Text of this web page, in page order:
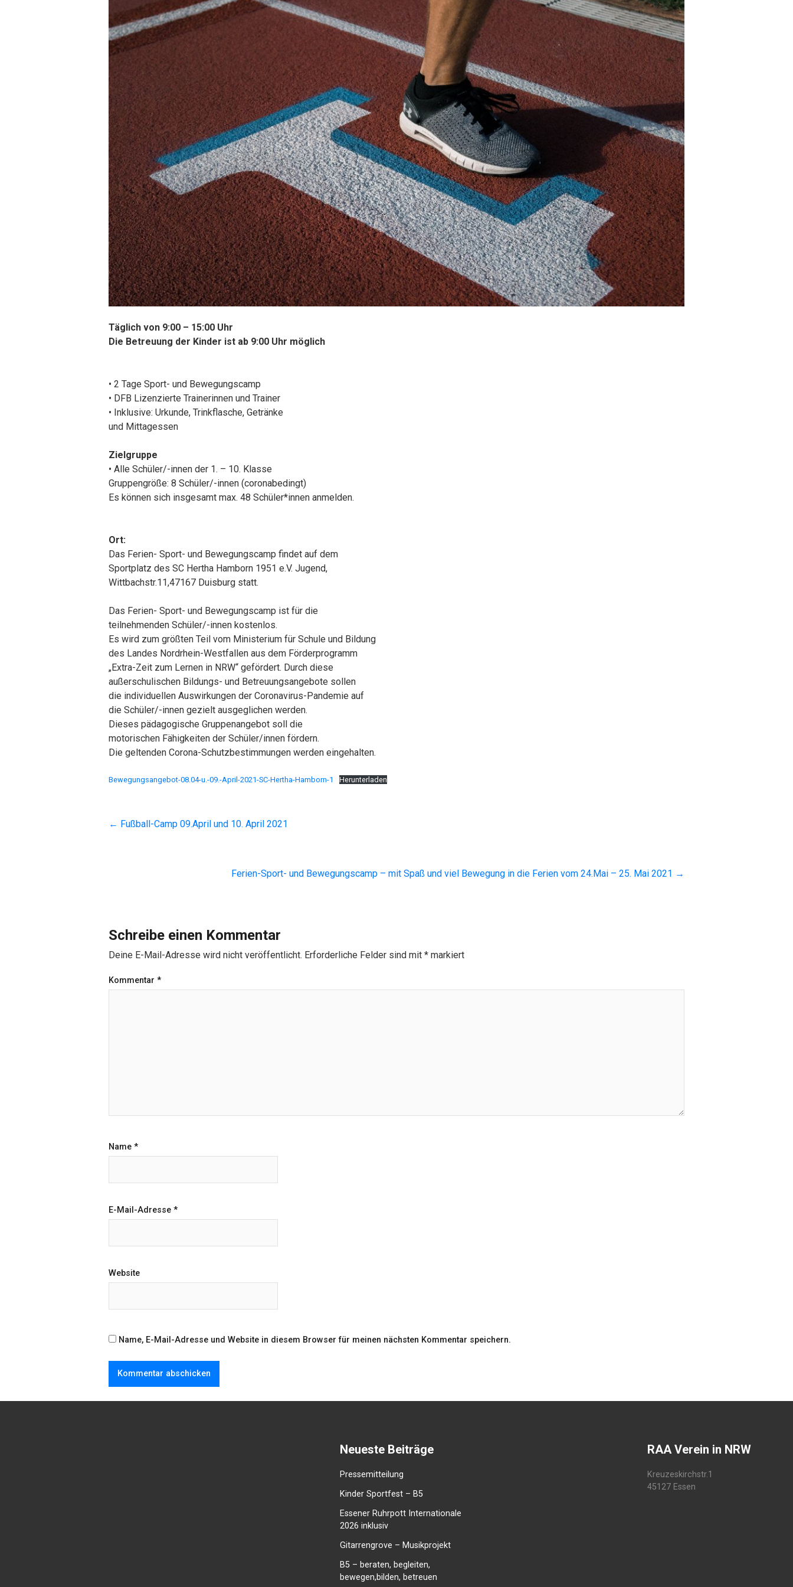
Täglich von 9:00 – 15:00 Uhr
Die Betreuung der Kinder ist ab 9:00 Uhr möglich
• 2 Tage Sport- und Bewegungscamp
• DFB Lizenzierte Trainerinnen und Trainer
• Inklusive: Urkunde, Trinkflasche, Getränke
und Mittagessen
Zielgruppe
• Alle Schüler/-innen der 1. – 10. Klasse
Gruppengröße: 8 Schüler/-innen (coronabedingt)
Es können sich insgesamt max. 48 Schüler*innen anmelden.
Ort:
Das Ferien- Sport- und Bewegungscamp findet auf dem
Sportplatz des SC Hertha Hamborn 1951 e.V. Jugend,
Wittbachstr.11,47167 Duisburg statt.
Das Ferien- Sport- und Bewegungscamp ist für die
teilnehmenden Schüler/-innen kostenlos.
Es wird zum größten Teil vom Ministerium für Schule und Bildung
des Landes Nordrhein-Westfallen aus dem Förderprogramm
„Extra-Zeit zum Lernen in NRW“ gefördert. Durch diese
außerschulischen Bildungs- und Betreuungsangebote sollen
die individuellen Auswirkungen der Coronavirus-Pandemie auf
die Schüler/-innen gezielt ausgeglichen werden.
Dieses pädagogische Gruppenangebot soll die
motorischen Fähigkeiten der Schüler/innen fördern.
Die geltenden Corona-Schutzbestimmungen werden eingehalten.
Bewegungsangebot-08.04-u.-09.-April-2021-SC-Hertha-Hamborn-1 Herunterladen
← Fußball-Camp 09.April und 10. April 2021
Ferien-Sport- und Bewegungscamp – mit Spaß und viel Bewegung in die Ferien vom 24.Mai – 25. Mai 2021 →
Schreibe einen Kommentar
Deine E-Mail-Adresse wird nicht veröffentlicht. Erforderliche Felder sind mit * markiert
Kommentar *
Name *
E-Mail-Adresse *
Website
Name, E-Mail-Adresse und Website in diesem Browser für meinen nächsten Kommentar speichern.
Neueste Beiträge
Pressemitteilung
Kinder Sportfest – B5
Essener Ruhrpott Internationale
2026 inklusiv
Gitarrengrove – Musikprojekt
B5 – beraten, begleiten,
bewegen,bilden, betreuen
RAA Verein in NRW
Kreuzeskirchstr.1
45127 Essen